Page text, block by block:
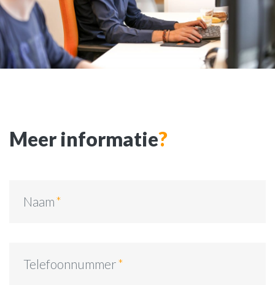
Meer informatie?
Naam
Telefoonnummer